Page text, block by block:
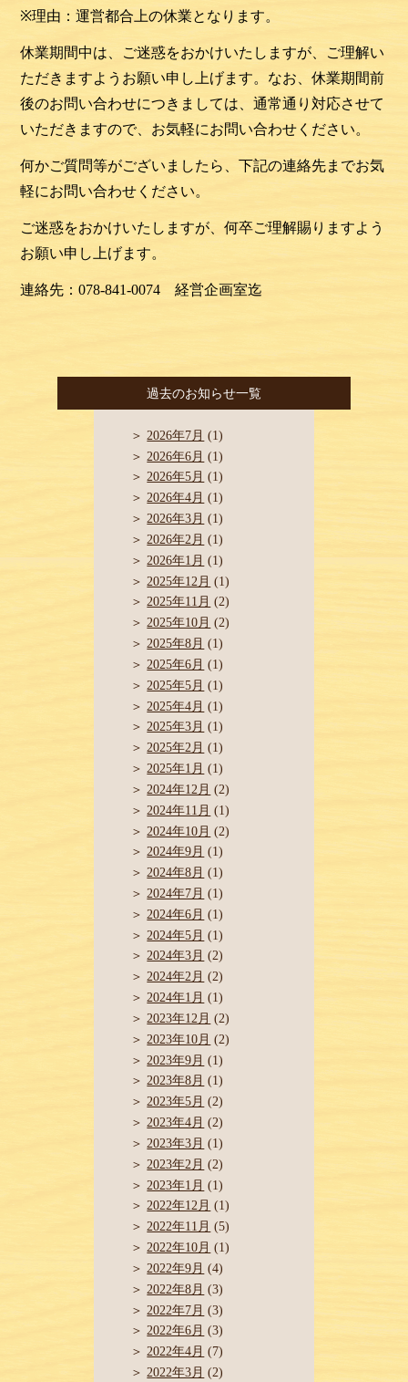
※理由：運営都合上の休業となります。
休業期間中は、ご迷惑をおかけいたしますが、 ご理解い
ただきますようお願い申し上げます。なお、休業期間前
後のお問い合わせにつきましては、通常通り対応させて
いただきますので、 お気軽にお問い合わせください。
何かご質問等がございましたら、下記の連絡先までお気
軽にお問い合わせください。
ご迷惑をおかけいたしますが、何卒ご理解賜りますよう
お願い申し上げます。
連絡先：078-841-0074 経営企画室迄
過去のお知らせ一覧
2026年7月 (1)
2026年6月 (1)
2026年5月 (1)
2026年4月 (1)
2026年3月 (1)
2026年2月 (1)
2026年1月 (1)
2025年12月 (1)
2025年11月 (2)
2025年10月 (2)
2025年8月 (1)
2025年6月 (1)
2025年5月 (1)
2025年4月 (1)
2025年3月 (1)
2025年2月 (1)
2025年1月 (1)
2024年12月 (2)
2024年11月 (1)
2024年10月 (2)
2024年9月 (1)
2024年8月 (1)
2024年7月 (1)
2024年6月 (1)
2024年5月 (1)
2024年3月 (2)
2024年2月 (2)
2024年1月 (1)
2023年12月 (2)
2023年10月 (2)
2023年9月 (1)
2023年8月 (1)
2023年5月 (2)
2023年4月 (2)
2023年3月 (1)
2023年2月 (2)
2023年1月 (1)
2022年12月 (1)
2022年11月 (5)
2022年10月 (1)
2022年9月 (4)
2022年8月 (3)
2022年7月 (3)
2022年6月 (3)
2022年4月 (7)
2022年3月 (2)